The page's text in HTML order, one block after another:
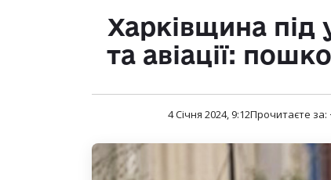
Харківщина
та авіації:
4 Січня 2024, 9:12Прочитаєте за: